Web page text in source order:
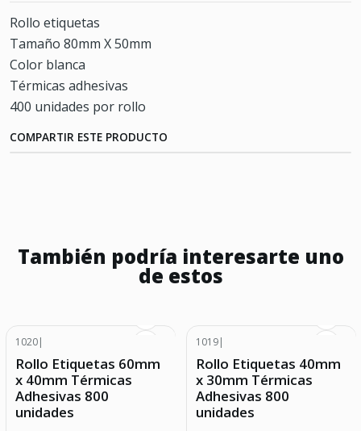
Rollo etiquetas
Tamaño 80mm X 50mm
Color blanca
Térmicas adhesivas
400 unidades por rollo
COMPARTIR ESTE PRODUCTO
También podría interesarte uno
de estos
1020|
Rollo Etiquetas 60mm
x 40mm Térmicas
Adhesivas 800
unidades
1019|
Rollo Etiquetas 40mm
x 30mm Térmicas
Adhesivas 800
unidades